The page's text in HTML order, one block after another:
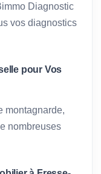
Diagnostic
vos diagnostics
pour Vos
montagnarde,
nombreuses